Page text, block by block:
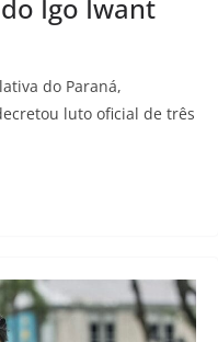
Igo Iwant
do Paraná,
luto oficial de três